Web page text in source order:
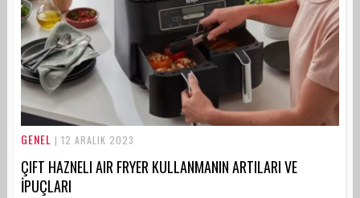
GENEL | 12 ARALIK 2023
ÇIFT HAZNELI AIR FRYER KULLANMANIN ARTILARI VE
İPUÇLARI